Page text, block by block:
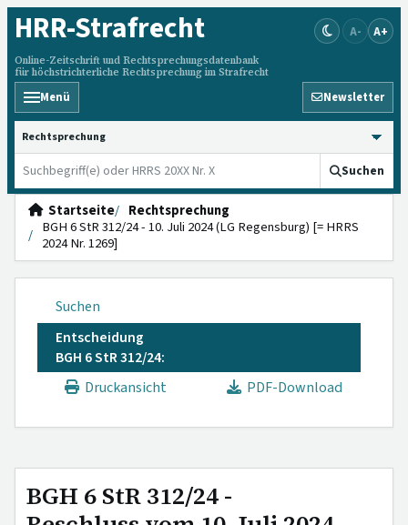
HRR-Strafrecht
Online-Zeitschrift und Rechtsprechungsdatenbank
für höchstrichterliche Rechtsprechung im Strafrecht
A- A+
Menü Newsletter
HRRS durchsuchen
Suchen
Startseite
Rechtsprechung
BGH 6 StR 312/24 - 10. Juli 2024 (LG Regensburg) [= HRRS
2024 Nr. 1269]
Suchen
Entscheidung
BGH 6 StR 312/24:
Druckansicht
PDF-Download
BGH 6 StR 312/24 -